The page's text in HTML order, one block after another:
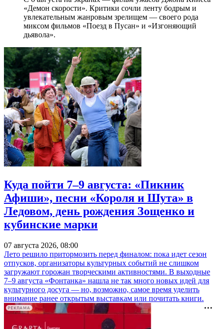
«Демон скорости». Критики сочли ленту бодрым и
увлекательным жанровым зрелищeм — своего рода
миксом фильмов «Поезд в Пусан» и «Изгоняющий
дьявола».
Куда пойти 7–9 августа: «Пикник
Афиши», песни «Короля и Шута» в
Ледовом, день рождения Зощенко и
кубинские марки
07 августа 2026, 08:00
Лето решило притормозить перед финалом: пока идет сезон
отпусков, организаторы культурных событий не слишком
загружают горожан творческими активностями. В выходные
7–9 августа «Фонтанка» нашла не так много новых идей для
культурного досуга — но, возможно, самое время уделить
внимание ранее открытым выставкам или почитать книги.
РЕКЛАМА